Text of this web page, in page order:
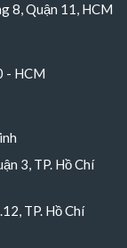
8, Quận 11, HCM
- HCM
3, TP. Hồ Chí
TP. Hồ Chí